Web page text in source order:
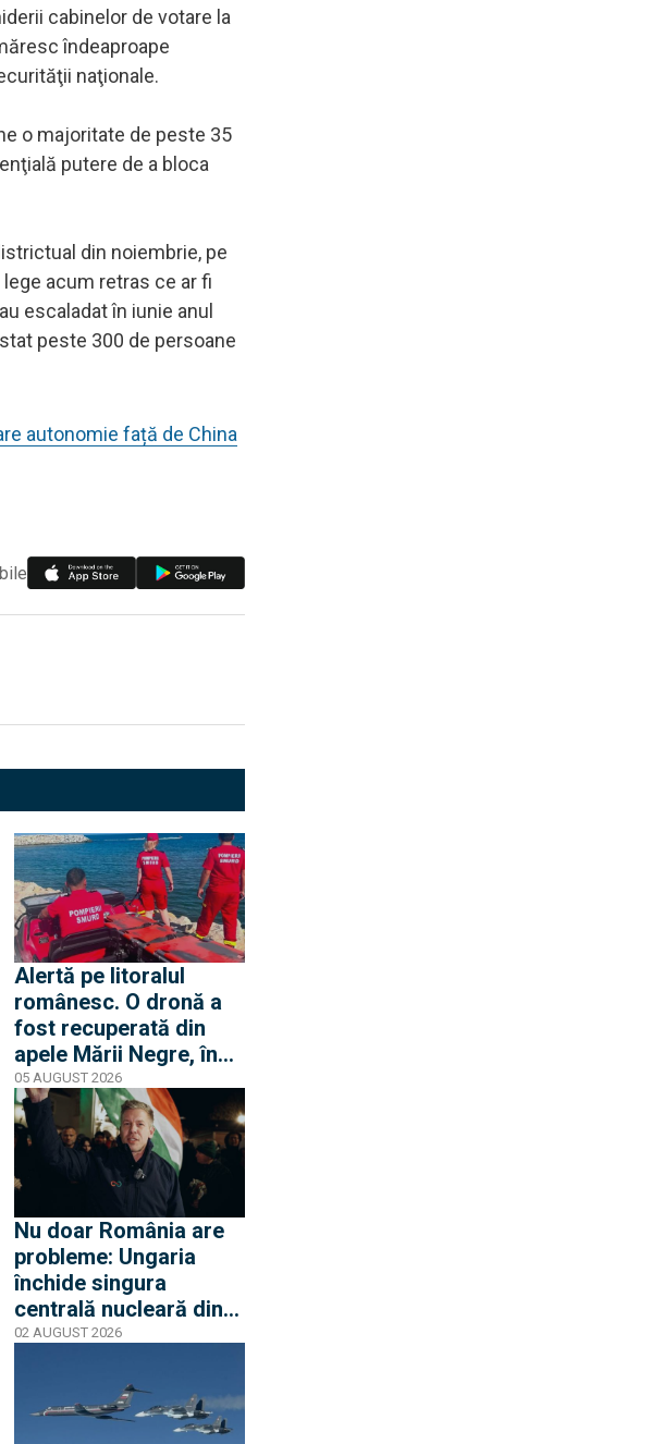
cabinelor de votare la
îndeaproape
naţionale.
o majoritate de peste 35
putere de a bloca
din noiembrie, pe
acum retras ce ar fi
escaladat în iunie anul
peste 300 de persoane
autonomie față de China
Alertă pe litoralul
românesc. O dronă a
fost recuperată din
apele Mării Negre, în
apropierea plajei Loft
din Mamaia
05 AUGUST 2026
Nu doar România are
probleme: Ungaria
închide singura
centrală nucleară din
cauza nivelului Dunării
spune că urmează
cinci zile critice
02 AUGUST 2026